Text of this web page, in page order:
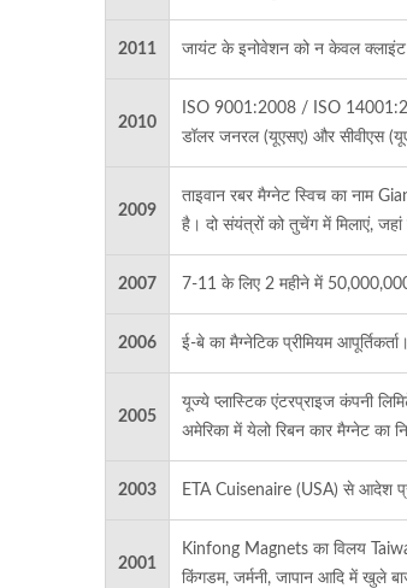
2011 जायंट के इनोवेशन को न केवल क्लाइंट
2010
ISO 9001:2008 / ISO
डॉलर जनरल (यूएसए) और सीवीएस
2009
ताइवान रबर मैग्नेट स्विच का नाम
है। दो संयंत्रों को तुचेंग में मिलाएं, जहां
2007 7-11 के लिए 2 महीने में 50,000,000
2006 ई-बे का मैग्नेटिक प्रीमियम आपूर्तिकर्ता।
2005
यूज्ये प्लास्टिक एंटरप्राइज कंपनी
अमेरिका में येलो रिबन कार मैग्नेट का
2003 ETA Cuisenaire (USA) से आदेश
2001
Kinfong Magnets का विलय
किंगडम, जर्मनी, जापान आदि में खुले